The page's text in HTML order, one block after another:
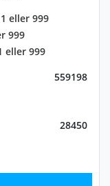
eller 999
999
eller 999
559198
28450